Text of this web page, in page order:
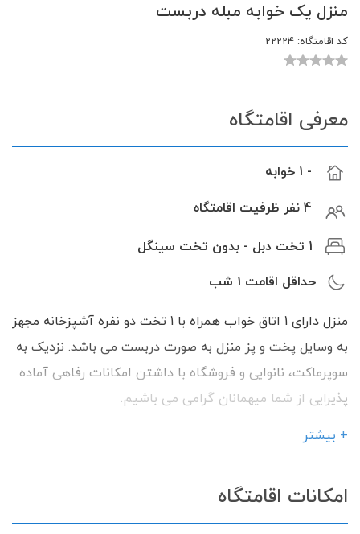
منزل یک خوابه مبله دربست
کد اقامتگاه:
معرفی اقامتگاه
- 1 خوابه
4 نفر ظرفیت اقامتگاه
1 تخت دبل - بدون تخت سینگل
حداقل اقامت 1 شب
منزل دارای 1 اتاق خواب همراه با 1 تخت دو نفره آشپزخانه مجهز
به وسایل پخت و پز منزل به صورت دربست می باشد. نزدیک به
سوپرماکت، نانوایی و فروشگاه با داشتن امکانات رفاهی آماده
پذیرایی از شما میهمانان گرامی می باشیم.
+ بیشتر
امکانات اقامتگاه